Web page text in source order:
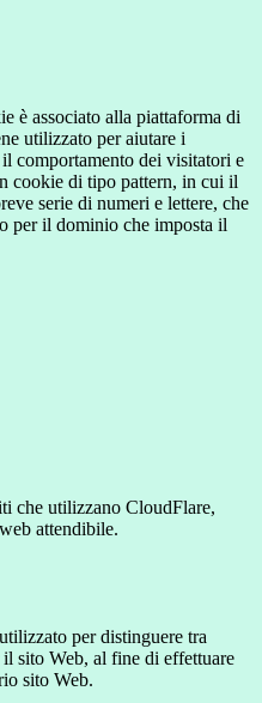
è associato alla piattaforma di
utilizzato per aiutare i
comportamento dei visitatori e
cookie di tipo pattern, in cui il
serie di numeri e lettere, che
per il dominio che imposta il
che utilizzano CloudFlare,
attendibile.
per distinguere tra
sito Web, al fine di effettuare
sito Web.